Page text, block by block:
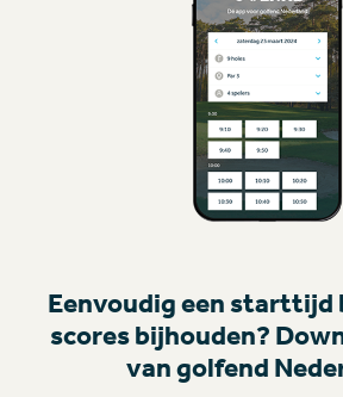
Eenvoudig een starttijd
scores bijhouden?
van golfend